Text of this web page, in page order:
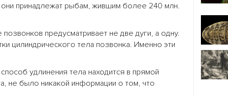
принадлежат рыбам, жившим более 240 млн.
предусматривает не две дуги, а одну.
цилиндрического тела позвонка. Именно эти
удлинения тела находится в прямой
не было никакой информации о том, что